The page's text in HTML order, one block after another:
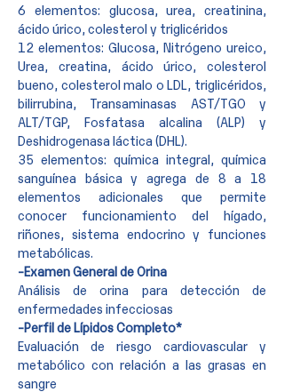
6 elementos: glucosa, urea, creatinina,
ácido úrico, colesterol y triglicéridos
12 elementos: Glucosa, Nitrógeno ureico,
Urea, creatina, ácido úrico, colesterol
bueno, colesterol malo o LDL, triglicéridos,
bilirrubina, Transaminasas AST/TGO y
ALT/TGP, Fosfatasa alcalina (ALP) y
Deshidrogenasa láctica (DHL).
35 elementos: química integral, química
sanguínea básica y agrega de 8 a 18
elementos adicionales que permite
conocer funcionamiento del hígado,
riñones, sistema endocrino y funciones
metabólicas.
-Examen General de Orina
Análisis de orina para detección de
enfermedades infecciosas
-Perfil de Lípidos Completo*
Evaluación de riesgo cardiovascular y
metabólico con relación a las grasas en
sangre